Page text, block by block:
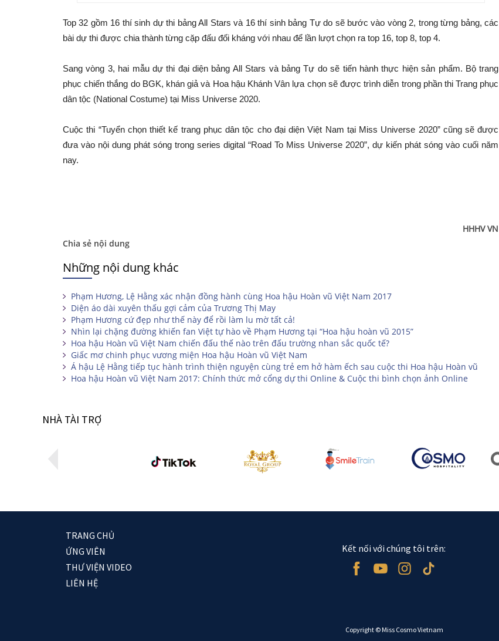
Top 32 gồm 16 thí sinh dự thi bảng All Stars và 16 thí sinh bảng Tự do sẽ bước vào vòng 2, trong từng bảng, các
bài dự thi được chia thành từng cặp đấu đối kháng với nhau để lần lượt chọn ra top 16, top 8, top 4.
Sang vòng 3, hai mẫu dự thi đại diện bảng All Stars và bảng Tự do sẽ tiến hành thực hiện sản phẩm. Bộ trang
phục chiến thắng do BGK, khán giả và Hoa hậu Khánh Vân lựa chọn sẽ được trình diễn trong phần thi Trang phục
dân tộc (National Costume) tại Miss Universe 2020.
Cuộc thi “Tuyển chọn thiết kế trang phục dân tộc cho đại diện Việt Nam tại Miss Universe 2020” cũng sẽ được
đưa vào nội dung phát sóng trong series digital “Road To Miss Universe 2020”, dự kiến phát sóng vào cuối năm
nay.
HHHV VN
Chia sẻ nội dung
Những nội dung khác
Phạm Hương, Lệ Hằng xác nhận đồng hành cùng Hoa hậu Hoàn vũ Việt Nam 2017
Diện áo dài xuyên thấu gợi cảm của Trương Thị May
Phạm Hương cứ đẹp như thế này để rồi làm lu mờ tất cả!
Nhìn lại chặng đường khiến fan Việt tự hào về Phạm Hương tại “Hoa hậu hoàn vũ 2015”
Hoa hậu Hoàn vũ Việt Nam chiến đấu thế nào trên đấu trường nhan sắc quốc tế?
Giấc mơ chinh phục vương miện Hoa hậu Hoàn vũ Việt Nam
Á hậu Lệ Hằng tiếp tục hành trình thiện nguyện cùng trẻ em hở hàm ếch sau cuộc thi Hoa hậu Hoàn vũ
Hoa hậu Hoàn vũ Việt Nam 2017: Chính thức mở cổng dự thi Online & Cuộc thi bình chọn ảnh Online
NHÀ TÀI TRỢ
TRANG CHỦ
ỨNG VIÊN
THƯ VIỆN VIDEO
LIÊN HỆ
Kết nối với chúng tôi trên:
Copyright © Miss Cosmo Vietnam